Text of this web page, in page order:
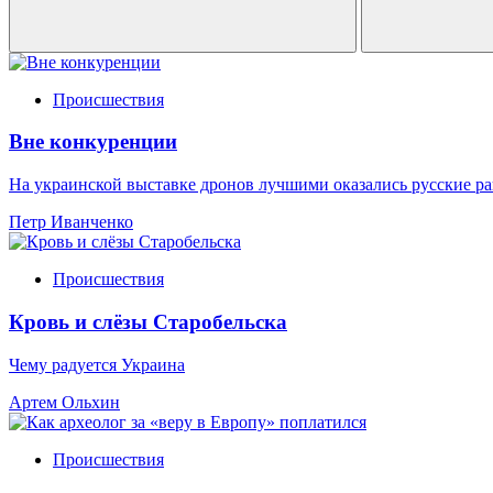
Происшествия
Вне конкуренции
На украинской выставке дронов лучшими оказались русские
Петр Иванченко
Происшествия
Кровь и слёзы Старобельска
Чему радуется Украина
Артем Ольхин
Происшествия